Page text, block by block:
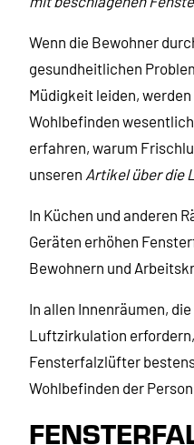
Wenn die Bewohner
gesundheitlichen
Müdigkeit leiden,
Wohlbefinden
erfahren, warum
unseren Artikel über die
In Küchen und anderen
Geräten erhöhen
Bewohnern und
In allen Innenräumen,
Luftzirkulation
Fensterfalzlüfter
Wohlbefinden der